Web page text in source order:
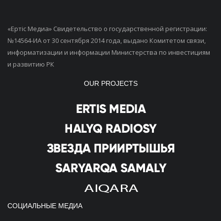
«Ертiс Медиа» Свидетельство о государственной регистрации:
№14564-ИА от 30 сентября 2014 года, выдано Комитетом связи,
информатизации и информации Министерства по инвестициям
и развитию РК
OUR PROJECTS
СОЦИАЛЬНЫЕ МЕДИА